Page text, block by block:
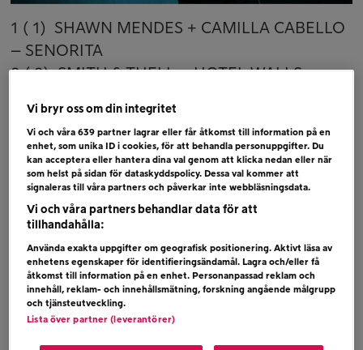
1 ( 1) SHAWN MENDES + CAMILLA CABELLO
– SENORITA
2 ( 2) SMITH & THELL – HOTEL WALLS
INTE HÄNT ÄN
4 ( 3) DARIN – FINNS INGA ORD
5 ( 6) AVICII + CHRIS MARTIN – HEAVEN
6 ( 5) MÅNS ZELMERLÖW – BETTER NOW
Bubblare
VERONIKA MAGGIO – TILLFÄLLIGHETER
TAYLOR SWIFT – YOU NEED TO CALM DOWN
ESTRADEN – VI TVÅ
Vi bryr oss om din integritet
Vi och våra639 partner lagrar eller får åtkomst till information på en
enhet, som unika ID i cookies, för att behandla personuppgifter. Du
kan acceptera eller hantera dina val genom att klicka nedan eller när
som helst på sidan för dataskyddspolicy. Dessa val kommer att
signaleras till våra partners och påverkar inte webbläsningsdata.
Vi och våra partners behandlar data för att
tillhandahålla:
Använda exakta uppgifter om geografisk positionering. Aktivt läsa av
enhetens egenskaper för identifieringsändamål. Lagra och/eller få
åtkomst till information på en enhet. Personanpassad reklam och
innehåll, reklam- och innehållsmätning, forskning angående målgrupp
och tjänsteutveckling.
Lista över partner (leverantörer)